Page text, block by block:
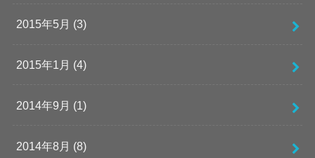
2015年5月 (3)
2015年1月 (4)
2014年9月 (1)
2014年8月 (8)